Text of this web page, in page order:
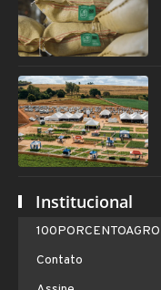
Institucional
100PORCENTOAGRO
Contato